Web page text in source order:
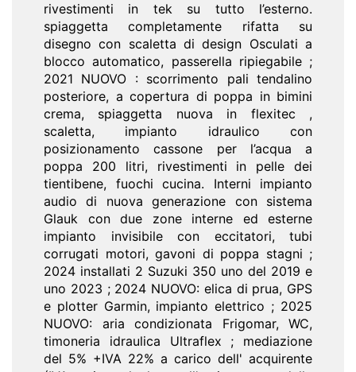
rivestimenti in tek su tutto l’esterno.
spiaggetta completamente rifatta su
disegno con scaletta di design Osculati a
blocco automatico, passerella ripiegabile ;
2021 NUOVO : scorrimento pali tendalino
posteriore, a copertura di poppa in bimini
crema, spiaggetta nuova in flexitec ,
scaletta, impianto idraulico con
posizionamento cassone per l’acqua a
poppa 200 litri, rivestimenti in pelle dei
tientibene, fuochi cucina. Interni impianto
audio di nuova generazione con sistema
Glauk con due zone interne ed esterne
impianto invisibile con eccitatori, tubi
corrugati motori, gavoni di poppa stagni ;
2024 installati 2 Suzuki 350 uno del 2019 e
uno 2023 ; 2024 NUOVO: elica di prua, GPS
e plotter Garmin, impianto elettrico ; 2025
NUOVO: aria condizionata Frigomar, WC,
timoneria idraulica Ultraflex ; mediazione
del 5% +IVA 22% a carico dell' acquirente